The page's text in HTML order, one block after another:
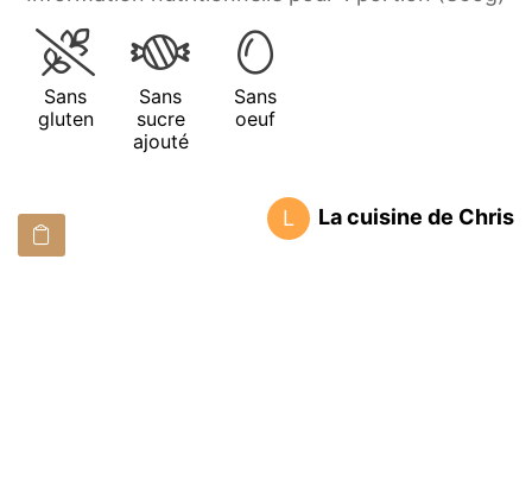
Sans
gluten
Sans
sucre
ajouté
Sans
oeuf
L La cuisine de Chris